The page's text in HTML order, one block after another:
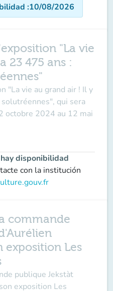
:10/08/2026
"La vie
23 475 ans :
"La vie au grand air ! Il y
qui sera
octobre 2024 au 12 mai
disponibilidad
con la institución
commande
exposition Les
publique Jekstàt
exposition Les